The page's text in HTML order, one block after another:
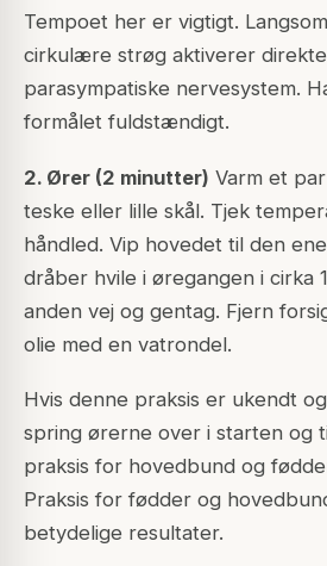
Tempoet her er vigtigt.
cirkulære strøg aktiverer
parasympatiske nervesystem.
formålet fuldstændigt.
2. Ører (2 minutter) Varm et
teske eller lille skål. Tjek
håndled. Vip hovedet til den
dråber hvile i øregangen i cirka
anden vej og gentag. Fjern
olie med en vatrondel.
Hvis denne praksis er ukendt
spring ørerne over i starten og
praksis for hovedbund og
Praksis for fødder og
betydelige resultater.